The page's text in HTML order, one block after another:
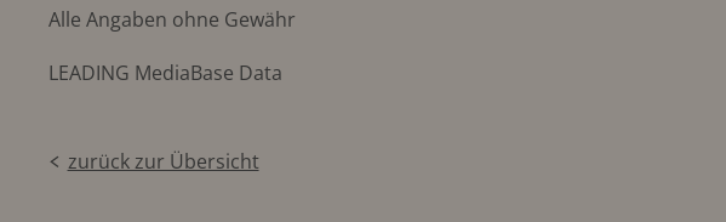
Alle Angaben ohne Gewähr
LEADING MediaBase Data
zurück zur Übersicht